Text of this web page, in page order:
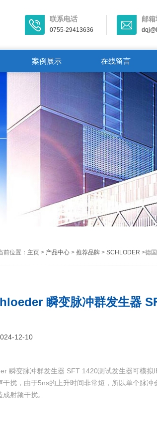
联系电话
0755-29413636
邮
案例展示 在线留言
前位置： 主页> 产品中心> 推荐品牌> SCHLODER >德
瞬变脉冲群发生器
12-10
瞬变脉冲群发生器 SFT 1420测试发生器可模
干扰，由于5ns的上升时间非常短，所以单个脉
射频干扰。